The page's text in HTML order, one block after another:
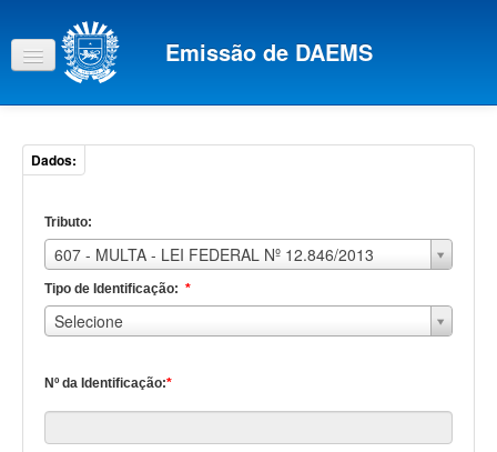
Emissão de DAEMS
Tributo:
607 - MULTA - LEI FEDERAL Nº 12.846/2013
Tipo de Identificação: *
Selecione
Tipo
de
*
Nº da Identificação:*